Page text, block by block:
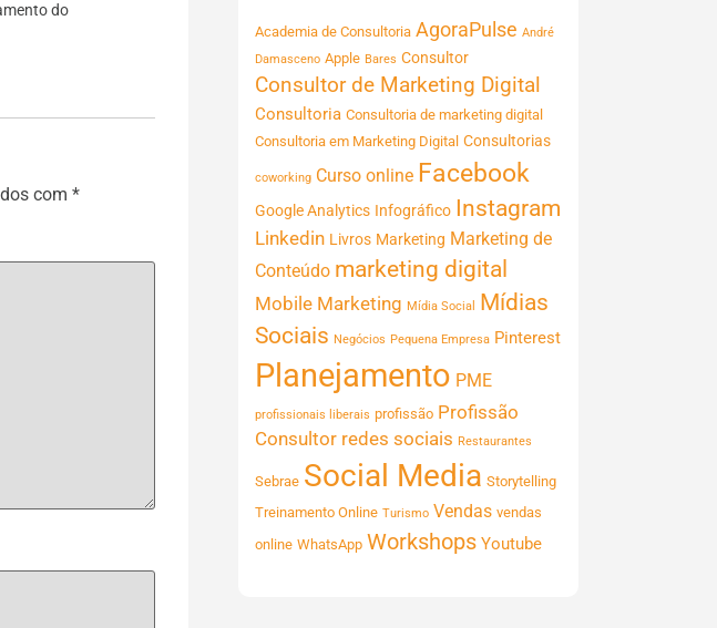
do
com *
Academia de Consultoria AgoraPulse André
Damasceno Apple Bares Consultor
Consultor de Marketing Digital
Consultoria Consultoria de marketing digital
Consultoria em Marketing Digital Consultorias
coworking Curso online Facebook
Google Analytics Infográfico Instagram
Linkedin Livros Marketing Marketing de
Conteúdo marketing digital
Mobile Marketing Mídia Social
Mídias
Sociais Negócios Pequena Empresa Pinterest
Planejamento PME
profissionais liberais profissão Profissão
Consultor redes sociais Restaurantes
Sebrae Social Media Storytelling
Treinamento Online Turismo Vendas vendas
online WhatsApp Workshops Youtube